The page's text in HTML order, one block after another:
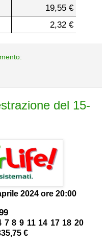
19,55 €
2,32 €
del 15-
2024 ore 20:00
7 8 9 11 14 17 18 20
€